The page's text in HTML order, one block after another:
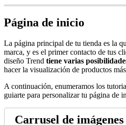
Página de inicio
La página principal de tu tienda es la
marca, y es el primer contacto de tus
diseño Trend tiene varias
hacer la visualización de productos
A continuación, enumeramos los
guiarte para personalizar tu página de
Carrusel de imágenes